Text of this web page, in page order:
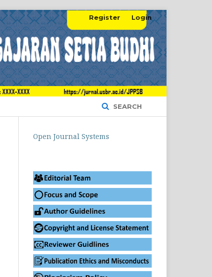
SEARCH
Register Login
Open Journal Systems